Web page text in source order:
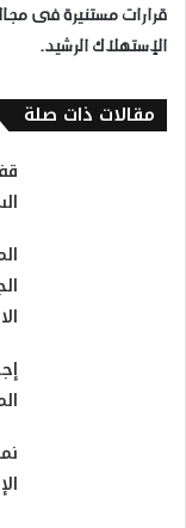
قرارات مستنيرة فى
الإستهلاك الرشيد.
مقالات ذات صلة